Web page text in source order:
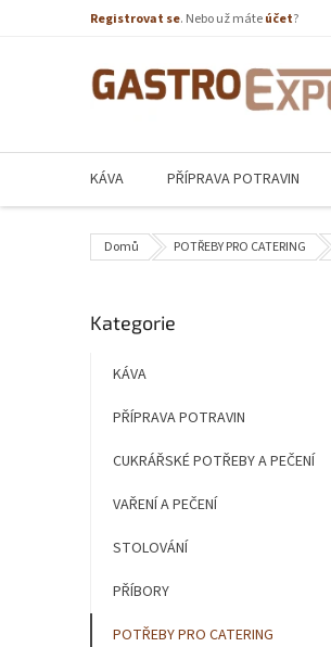
Registrovat se. Nebo už máteúčet?
KÁVA PŘÍPRAVA POTRAVIN
Domů POTŘEBY PRO CATERING
o
l
Přeskočit
Kategorie
KÁVA
PŘÍPRAVA POTRAVIN
CUKRÁŘSKÉ POTŘEBY A PEČENÍ
VAŘENÍ A PEČENÍ
STOLOVÁNÍ
PŘÍBORY
POTŘEBY PRO CATERING